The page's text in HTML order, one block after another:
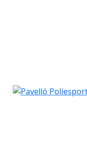
Pavelló Poliesportiu